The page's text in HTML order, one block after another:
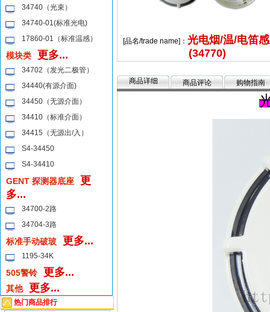
34740（光束）
34740-01(标准光电)
17860-01（标准温感）
模块类 更多...
34702（发光二极管）
34440(有源介面)
34450（无源介面）
34410（标准介面）
34415（无源出/入）
S4-34450
S4-34410
GENT 探测器底座
更
多...
34700-2路
34704-3路
标准手动破玻 更多...
1195-34K
505警铃 更多...
其他 更多...
热门商品排行
[品名/trade name]： 光电烟/温/电笛
(34770)
商品详细 商品评论 购物指南